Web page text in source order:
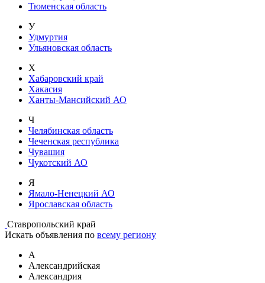
Тюменская область
У
Удмуртия
Ульяновская область
Х
Хабаровский край
Хакасия
Ханты-Мансийский АО
Ч
Челябинская область
Чеченская республика
Чувашия
Чукотский АО
Я
Ямало-Ненецкий АО
Ярославская область
Ставропольский край
Искать объявления по всему региону
А
Александрийская
Александрия